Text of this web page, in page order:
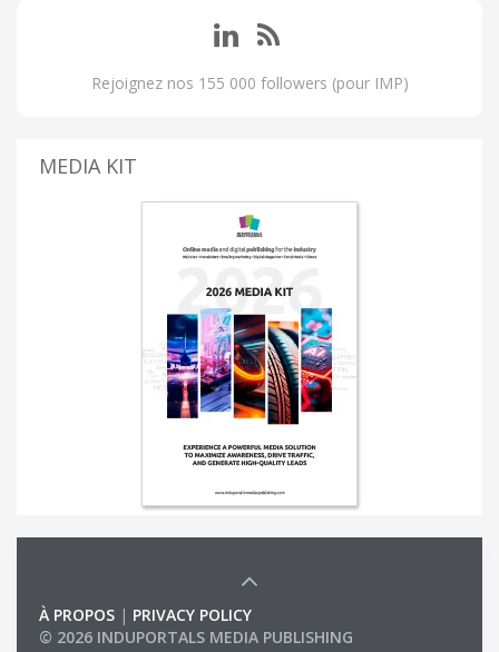
Rejoignez nos 155 000 followers (pour IMP)
MEDIA KIT
À PROPOS | PRIVACY POLICY
© 2026 INDUPORTALS MEDIA PUBLISHING